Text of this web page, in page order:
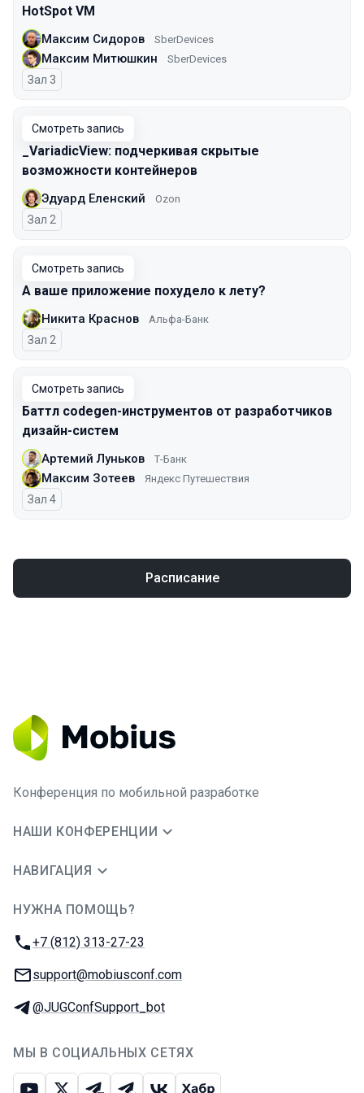
HotSpot VM
Максим Сидоров SberDevices
Максим Митюшкин SberDevices
Зал 3
Смотреть запись
_VariadicView: подчеркивая скрытые
возможности контейнеров
Эдуард Еленский Ozon
Зал 2
Смотреть запись
А ваше приложение похудело к лету?
Никита Краснов Альфа-Банк
Зал 2
Смотреть запись
Баттл codegen-инструментов от разработчиков
дизайн-систем
Артемий Луньков Т-Банк
Максим Зотеев Яндекс Путешествия
Зал 4
Расписание
Конференция по мобильной разработке
НАШИ КОНФЕРЕНЦИИ
НАВИГАЦИЯ
НУЖНА ПОМОЩЬ?
Телефон:
+7 (812) 313-27-23
E-mail:
support@mobiusconf.com
Телеграм:
@JUGConfSupport_bot
МЫ В СОЦИАЛЬНЫХ СЕТЯХ